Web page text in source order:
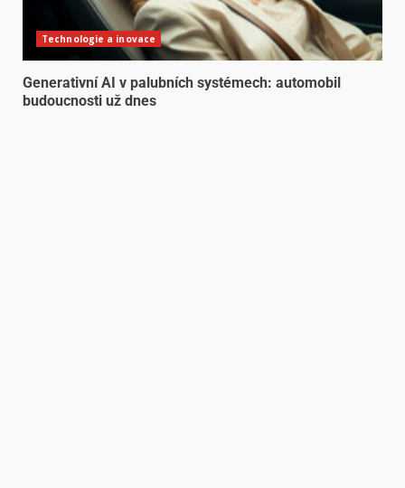
Technologie a inovace
Generativní AI v palubních systémech: automobil
budoucnosti už dnes